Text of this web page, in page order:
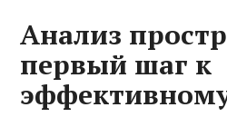
Анализ
первый шаг к